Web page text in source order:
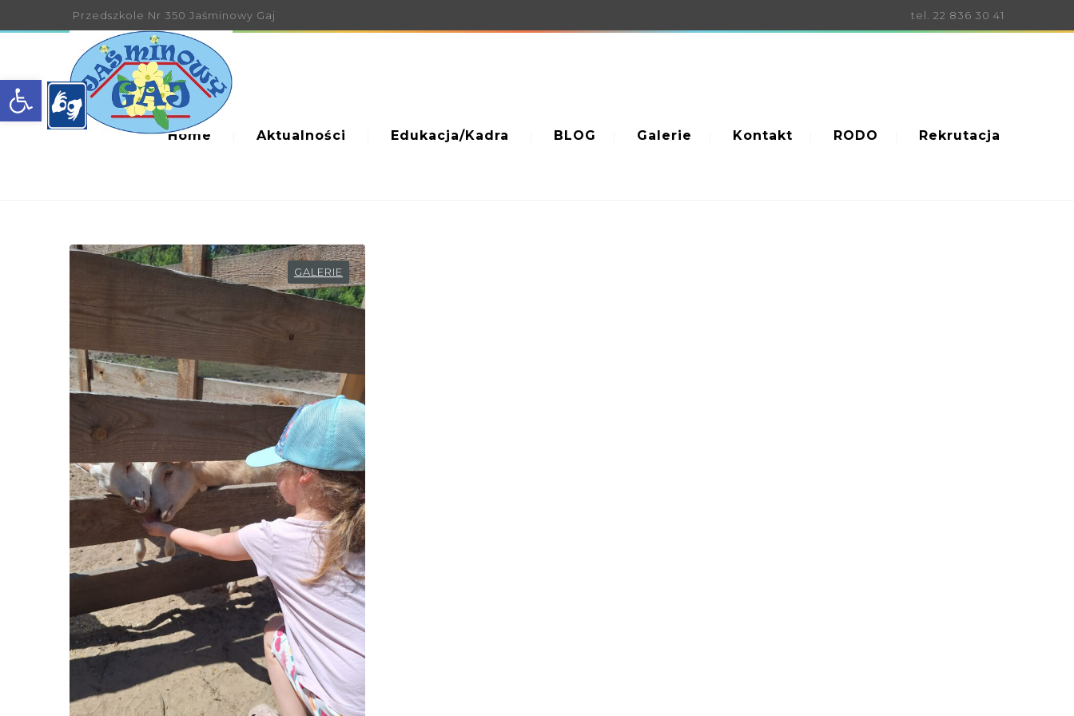
Open toolbar
Przedszkole Nr 350 Jaśminowy Gaj tel. 22 836 30 41
Home Aktualności Edukacja/Kadra BLOG Galerie Kontakt RODO Rekrutacja
GALERIE